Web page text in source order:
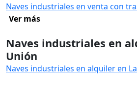
Naves industriales en venta con
Ver más
Naves industriales en
Unión
Naves industriales en alquiler en